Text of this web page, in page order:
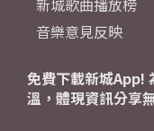
新城歌曲播放榜
音樂意見反映
免費下載新城App!
溫，體現資訊分享